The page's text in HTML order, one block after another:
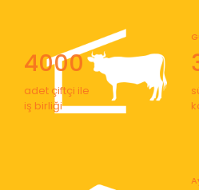
4000
adet çiftçi ile
iş birliği